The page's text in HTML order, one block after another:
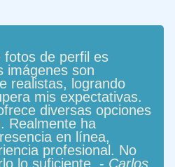
fotos de perfil es
imágenes son
realistas, logrando
mis expectativas.
diversas opciones
Realmente ha
en línea,
profesional. No
lo suficiente. - Carlos